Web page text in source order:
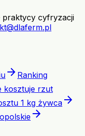
praktycy cyfryzacji
arrow_forward Ranking
kosztuje rzut
1 kg żywca arrow_forward
arrow_forward